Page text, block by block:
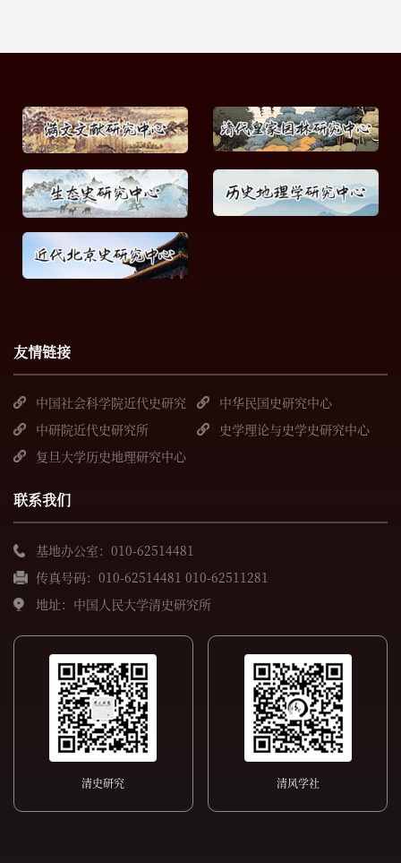
友情链接
中国社会科学院近代史研究
所
中华民国史研究中心
中研院近代史研究所
史学理论与史学史研究中心
复旦大学历史地理研究中心
联系我们
基地办公室：010-62514481
传真号码：010-62514481 010-62511281
地址：中国人民大学清史研究所
清史研究 清风学社